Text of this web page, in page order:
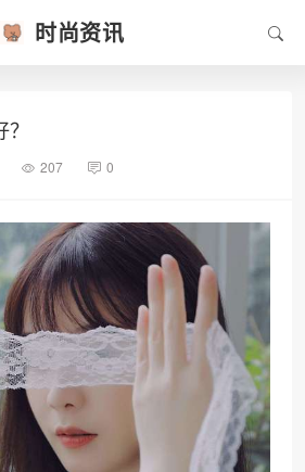
时尚资讯
207 0